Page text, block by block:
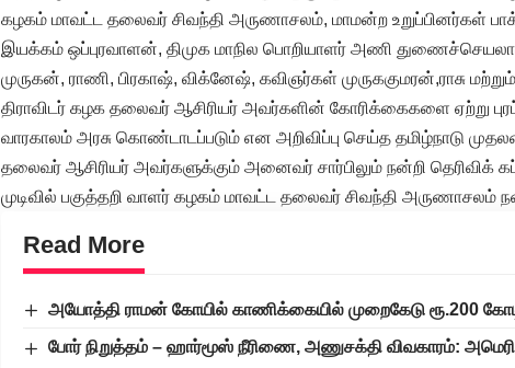
கழகம் மாவட்ட தலைவர் சிவந்தி அருணாசலம், மாமன்ற உறுப்பினர்கள்
இயக்கம் ஒப்புரவாளன், திமுக மாநில பொறியாளர் அணி
முருகன், ராணி, பிரகாஷ், விக்னேஷ், கவிஞர்கள் முருககுமரன்,ராசு
திராவிடர் கழக தலைவர் ஆசிரியர் அவர்களின் கோரிக்கைகளை ஏற்று
வாரகாலம் அரசு கொண்டாடப்படும் என அறிவிப்பு செய்த தமிழ்நாடு
தலைவர் ஆசிரியர் அவர்களுக்கும் அனைவர் சார்பிலும் நன்றி தெரிவிக்
முடிவில் பகுத்தறி வாளர் கழகம் மாவட்ட தலைவர் சிவந்தி அருணாசலம்
Read More
அயோத்தி ராமன் கோயில் காணிக்கையில் முறைகேடு ரூ.200
போர் நிறுத்தம் – ஹார்மூஸ் நீரிணை, அணுசக்தி விவகாரம்: